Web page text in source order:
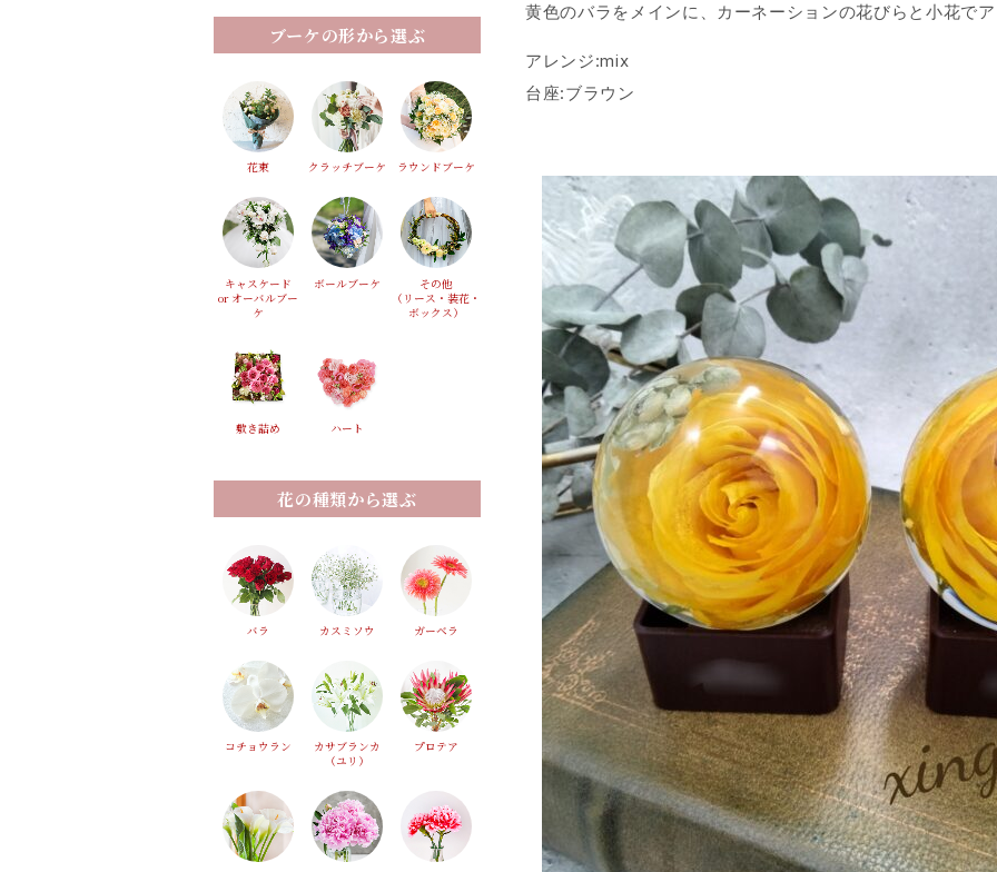
黄色のバラをメインに、カーネーションの花びらと小花で
アレンジ:mix
台座:ブラウン
ブーケの形から選ぶ
花束 クラッチブーケ ラウンドブーケ
キャスケード
or オーバルブー
ケ
ボールブーケ
その他
（リース・装花・
ボックス）
敷き詰め ハート
花の種類から選ぶ
バラ カスミソウ ガーベラ
コチョウラン
カサブランカ
（ユリ）
プロテア